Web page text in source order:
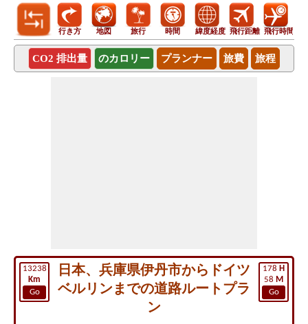
行き方 地図 旅行 時間 緯度経度 飛行距離 飛行時間
CO2 排出量 のカロリー プランナー 旅費 旅程
13238
Km
Go
178 H
58 M
Go
日本、兵庫県伊丹市からドイツ
ベルリンまでの道路ルートプラ
ン